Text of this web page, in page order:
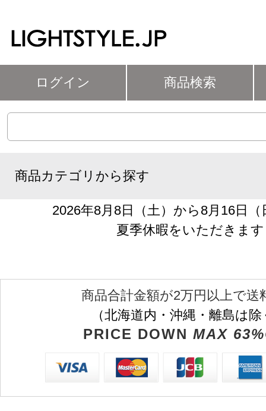
ログイン 商品検索
商品カテゴリから探す
2026年8月8日（土）から8月16日
夏季休暇をいただきます
商品合計金額が2万円以上で送
（北海道内・沖縄・離島は
PRICE DOWN MAX